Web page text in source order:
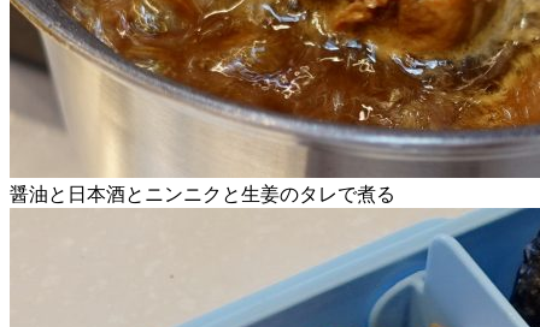
醤油と日本酒とニンニクと生姜のタレで煮る